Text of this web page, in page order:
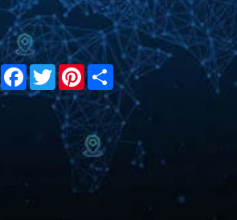
Facebook
TwitterPinterest
Share